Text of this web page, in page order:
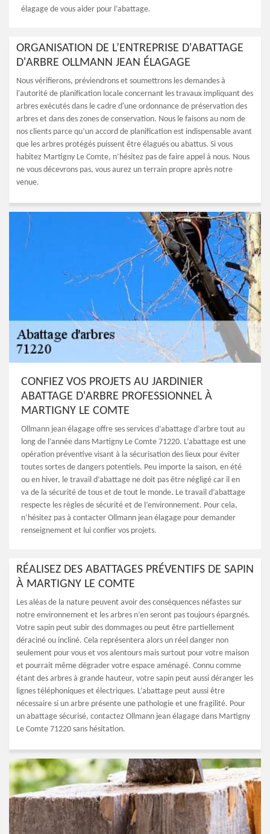
élagage de vous aider pour l’abattage.
ORGANISATION DE L’ENTREPRISE D'ABATTAGE
D'ARBRE OLLMANN JEAN ÉLAGAGE
Nous vérifierons, préviendrons et soumettrons les demandes à
l'autorité de planification locale concernant les travaux impliquant des
arbres exécutés dans le cadre d'une ordonnance de préservation des
arbres et dans des zones de conservation. Nous le faisons au nom de
nos clients parce qu’un accord de planification est indispensable avant
que les arbres protégés puissent être élagués ou abattus. Si vous
habitez Martigny Le Comte, n’hésitez pas de faire appel à nous. Nous
ne vous décevrons pas, vous aurez un terrain propre après notre
venue.
CONFIEZ VOS PROJETS AU JARDINIER
ABATTAGE D'ARBRE PROFESSIONNEL À
MARTIGNY LE COMTE
Ollmann jean élagage offre ses services d’abattage d’arbre tout au
long de l’année dans Martigny Le Comte 71220. L’abattage est une
opération préventive visant à la sécurisation des lieux pour éviter
toutes sortes de dangers potentiels. Peu importe la saison, en été
ou en hiver, le travail d’abattage ne doit pas être négligé car il en
va de la sécurité de tous et de tout le monde. Le travail d’abattage
respecte les règles de sécurité et de l’environnement. Pour cela,
n’hésitez pas à contacter Ollmann jean élagage pour demander
renseignement et lui confier vos projets.
RÉALISEZ DES ABATTAGES PRÉVENTIFS DE SAPIN
À MARTIGNY LE COMTE
Les aléas de la nature peuvent avoir des conséquences néfastes sur
notre environnement et les arbres n’en seront pas toujours épargnés.
Votre sapin peut subir des dommages ou peut être partiellement
déraciné ou incliné. Cela représentera alors un réel danger non
seulement pour vous et vos alentours mais surtout pour votre maison
et pourrait même dégrader votre espace aménagé. Connu comme
étant des arbres à grande hauteur, votre sapin peut aussi déranger les
lignes téléphoniques et électriques. L’abattage peut aussi être
nécessaire si un arbre présente une pathologie et une fragilité. Pour
un abattage sécurisé, contactez Ollmann jean élagage dans Martigny
Le Comte 71220 sans hésitation.